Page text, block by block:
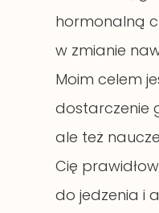
hormonalną
w zmianie
Moim celem
dostarczenie
ale też
Cię
do jedzenia i